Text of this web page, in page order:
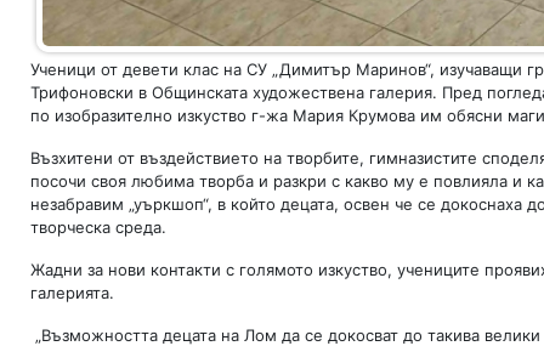
Ученици от девети клас на СУ „Димитър Маринов“, изучаващи
Трифоновски в Общинската художествена галерия. Пред
по изобразително изкуство г-жа Мария Крумова им обясни
Възхитени от въздействието на творбите, гимназистите
посочи своя любима творба и разкри с какво му е повлияла и
незабравим „уъркшоп“, в който децата, освен че се
творческа среда.
Жадни за нови контакти с голямото изкуство, учениците
галерията.
„Възможността децата на Лом да се докосват до такива